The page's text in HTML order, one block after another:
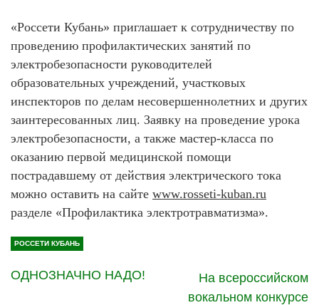
«Россети Кубань» приглашает к сотрудничеству по
проведению профилактических занятий по
электробезопасности руководителей
образовательных учреждений, участковых
инспекторов по делам несовершеннолетних и других
заинтересованных лиц. Заявку на проведение урока
электробезопасности, а также мастер-класса по
оказанию первой медицинской помощи
пострадавшему от действия электрического тока
можно оставить на сайте www.rosseti-kuban.ru
разделе «Профилактика электротравматизма».
РОССЕТИ КУБАНЬ
ОДНОЗНАЧНО НАДО!
На всероссийском
вокальном конкурсе